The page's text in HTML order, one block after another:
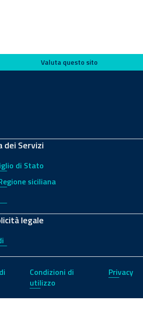
Valuta questo sito
dei Servizi
di Stato
siciliana
legale
Condizioni di
utilizzo
Privacy